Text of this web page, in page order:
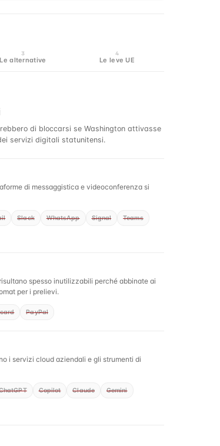
3
Le alternative
4
Le leve UE
di bloccarsi se Washington attivasse
servizi digitali statunitensi.
di messaggistica e videoconferenza si
Slack WhatsApp Signal Teams
spesso inutilizzabili perché abbinate ai
per i prelievi.
PayPal
i servizi cloud aziendali e gli strumenti di
Copilot Claude Gemini